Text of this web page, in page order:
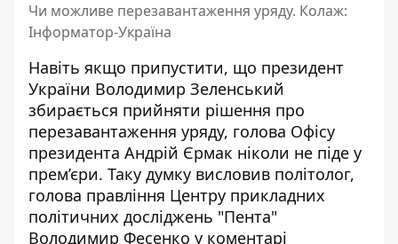
Чи можливе перезавантаження уряду. Колаж:
Інформатор-Україна
Навіть якщо припустити, що президент
України Володимир Зеленський
збирається прийняти рішення про
перезавантаження уряду, голова Офісу
президента Андрій Єрмак ніколи не піде у
прем’єри. Таку думку висловив політолог,
голова правління Центру прикладних
політичних досліджень "Пента"
Володимир Фесенко у коментарі